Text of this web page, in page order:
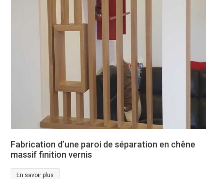
Fabrication d’une paroi de séparation en chêne
massif finition vernis
En savoir plus